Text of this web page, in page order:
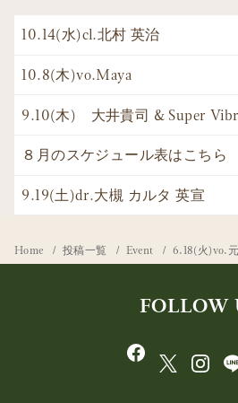
10.14(水)cl.北村 英治
10.8(木)vo.Maya
9.10(木) 大井貴司 & Super
８月のスケジュール表はこちら
9.19(土)dr.大槻 カルタ 英宣
Home 投稿一覧 Event 6.18(火)vo.
FOLLOW